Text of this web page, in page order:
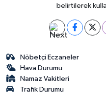
belirtilerek
Nöbetçi Eczaneler
Hava Durumu
Namaz Vakitleri
Trafik Durumu